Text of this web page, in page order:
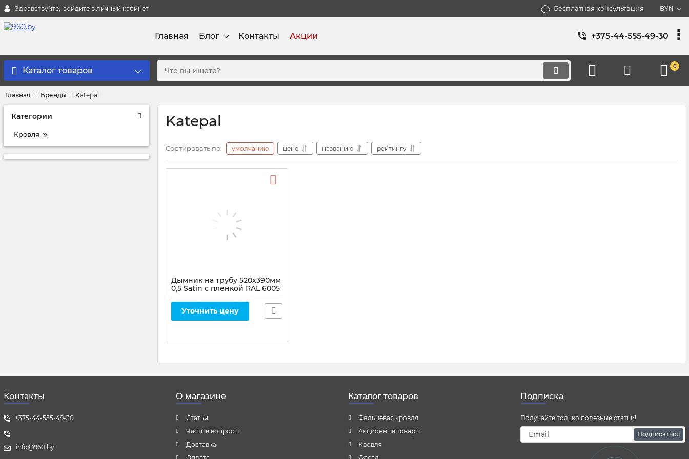
Здравствуйте, войдите в личный кабинет Бесплатная консультация BYN
Главная Блог Контакты Акции +375-44-555-49-30
Каталог товаров 0
Главная Бренды Katepal
Категории
Кровля
Katepal
Сортировать по: умолчанию цене названию рейтингу
Дымник на трубу 520х390мм
0,5 Satin с пленкой RAL 6005
зеленый мох
Уточнить цену
Контакты
+375-44-555-49-30
info@960.by
О магазине
Статьи
Частые вопросы
Доставка
Каталог товаров
Фальцевая кровля
Акционные товары
Кровля
Подписка
Получайте только полезные статьи!
Подписаться